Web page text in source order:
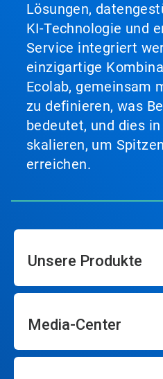
Lösungen,
KI-Technologie und
Service integriert
einzigartige
Ecolab, gemeinsam
zu definieren, was
bedeutet, und dies
skalieren, um
erreichen.
Unsere Produkte
Media-Center